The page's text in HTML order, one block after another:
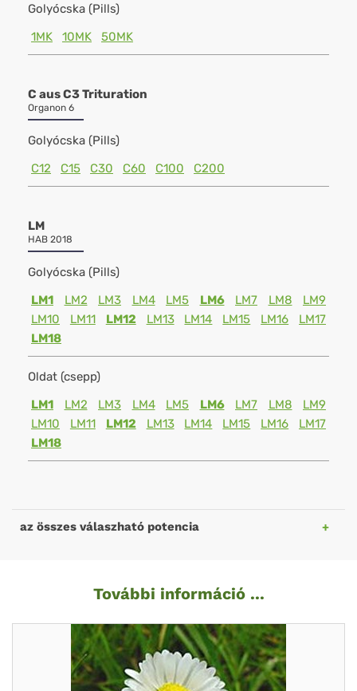
Golyócska (Pills)
1MK
10MK 50MK
C aus C3 Trituration
Organon 6
Golyócska (Pills)
C12
C15 C30 C60 C100 C200
LM
HAB 2018
Golyócska (Pills)
LM1
LM2 LM3 LM4 LM5 LM6 LM7 LM8
LM9
LM10
LM11 LM12 LM13 LM14 LM15 LM16
LM17
LM18
Oldat (csepp)
LM1
LM2 LM3 LM4 LM5 LM6 LM7 LM8
LM9
LM10
LM11 LM12 LM13 LM14 LM15 LM16
LM17
LM18
az összes válaszható potencia
További információ ...